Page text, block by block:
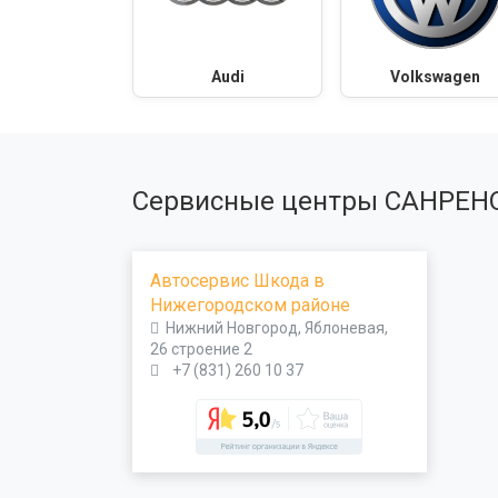
Audi Volkswagen
Сервисные центры
Автосервис Шкода в
Нижегородском районе
Нижний Новгород, Яблоневая,
26 строение 2
+7 (831) 260 10 37